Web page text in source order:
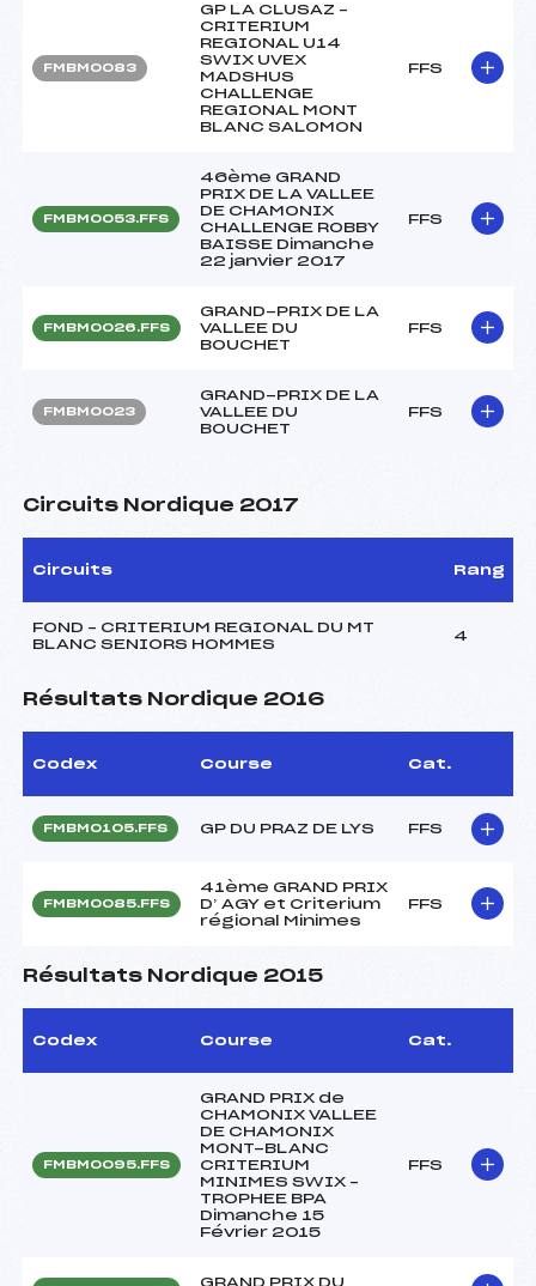
FMBM0083
GP LA CLUSAZ –
CRITERIUM
REGIONAL U14
SWIX UVEX
MADSHUS
CHALLENGE
REGIONAL MONT
BLANC SALOMON
FFS
FMBM0053.FFS
46ème GRAND
PRIX DE LA VALLEE
DE CHAMONIX
CHALLENGE ROBBY
BAISSE Dimanche
22 janvier 2017
FFS
FMBM0026.FFS
GRAND-PRIX DE LA
VALLEE DU
BOUCHET
FFS
FMBM0023
GRAND-PRIX DE LA
VALLEE DU
BOUCHET
FFS
Circuits Nordique 2017
Circuits Rang
FOND – CRITERIUM REGIONAL DU MT
BLANC SENIORS HOMMES
4
Résultats Nordique 2016
Codex Course Cat.
FMBM0105.FFS GP DU PRAZ DE LYS FFS
FMBM0085.FFS
41ème GRAND PRIX
D’ AGY et Criterium
régional Minimes
FFS
Résultats Nordique 2015
Codex Course Cat.
FMBM0095.FFS
GRAND PRIX de
CHAMONIX VALLEE
DE CHAMONIX
MONT-BLANC
CRITERIUM
MINIMES SWIX –
TROPHEE BPA
Dimanche 15
Février 2015
FFS
GRAND PRIX DU